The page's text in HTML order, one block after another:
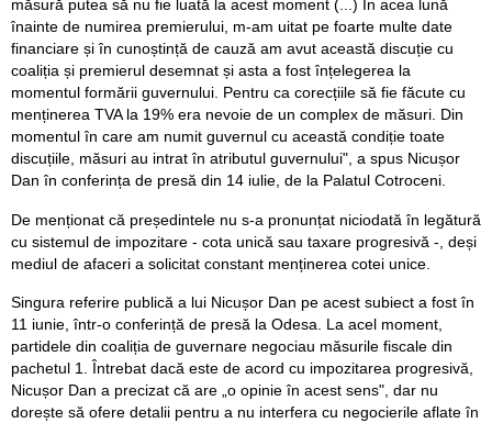
măsură putea să nu fie luată la acest moment (...) În acea lună
înainte de numirea premierului, m-am uitat pe foarte multe date
financiare și în cunoștință de cauză am avut această discuție cu
coaliția și premierul desemnat și asta a fost înțelegerea la
momentul formării guvernului. Pentru ca corecțiile să fie făcute cu
menținerea TVA la 19% era nevoie de un complex de măsuri. Din
momentul în care am numit guvernul cu această condiție toate
discuțiile, măsuri au intrat în atributul guvernului", a spus Nicușor
Dan în conferința de presă din 14 iulie, de la Palatul Cotroceni.
De menționat că președintele nu s-a pronunțat niciodată în legătură
cu sistemul de impozitare - cota unică sau taxare progresivă -, deși
mediul de afaceri a solicitat constant menținerea cotei unice.
Singura referire publică a lui Nicușor Dan pe acest subiect a fost în
11 iunie, într-o conferință de presă la Odesa. La acel moment,
partidele din coaliția de guvernare negociau măsurile fiscale din
pachetul 1. Întrebat dacă este de acord cu impozitarea progresivă,
Nicușor Dan a precizat că are „o opinie în acest sens", dar nu
dorește să ofere detalii pentru a nu interfera cu negocierile aflate în